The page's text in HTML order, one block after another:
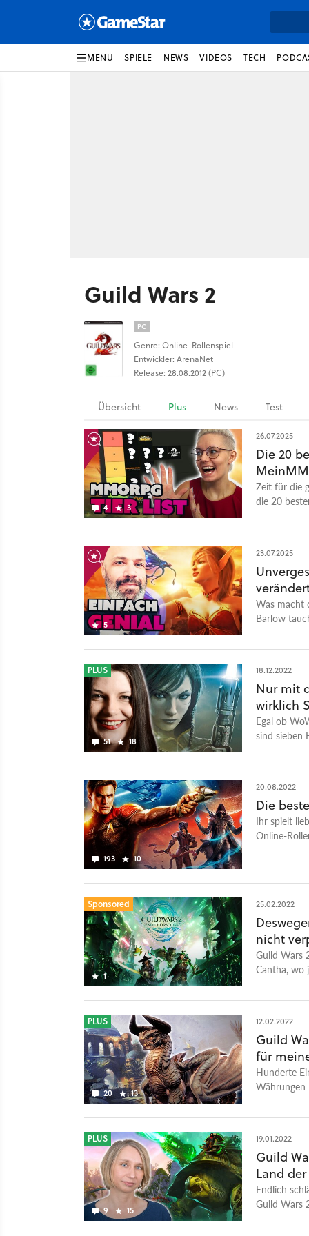
MENU SPIELE NEWS VIDEOS TECH
Guild Wars 2
PC
Genre: Online-Rollenspiel
Entwickler: ArenaNet
Release: 28.08.2012 (PC)
Übersicht Plus News Test
4 3
26.07.2025
Die 20
Zeit für die
die 20
5
23.07.2025
Was macht
Barlow
51 18
PLUS 18.12.2022
Nur mit
wirklich
Egal ob
sind sieben
193 10
20.08.2022
Die
Ihr spielt
Online-
1
Sponsored 25.02.2022
nicht
Guild Wars
Cantha, wo
20 13
PLUS 12.02.2022
Guild
für
Hunderte
Währungen
9 15
PLUS 19.01.2022
Guild
Land
Endlich
Guild Wars